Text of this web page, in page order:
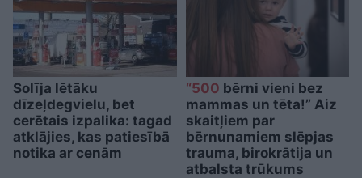
Solīja lētāku
dīzeļdegvielu, bet
cerētais izpalika: tagad
atklājies, kas patiesībā
notika ar cenām
“500 bērni vieni bez
mammas un tēta!” Aiz
skaitļiem par
bērnunamiem slēpjas
trauma, birokrātija un
atbalsta trūkums